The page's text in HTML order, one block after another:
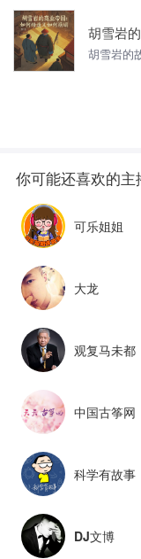
胡雪岩
胡雪岩的
可乐姐姐
大龙
观复马未都
中国古筝网
科学有故事
DJ文博